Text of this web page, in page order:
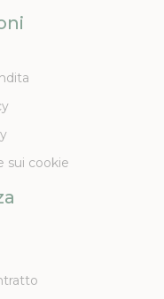
sui cookie